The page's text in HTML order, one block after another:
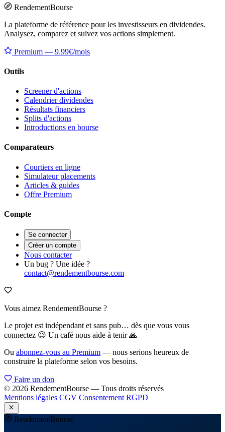
RendementBourse
La plateforme de référence pour les investisseurs en dividendes.
Analysez, comparez et suivez vos actions simplement.
Premium — 9.99€/mois
Outils
Screener d'actions
Calendrier dividendes
Résultats financiers
Splits d'actions
Introductions en bourse
Comparateurs
Courtiers en ligne
Simulateur placements
Articles & guides
Offre Premium
Compte
Se connecter
Créer un compte
Nous contacter
Un bug ? Une idée ?
contact@rendementbourse.com
Vous aimez RendementBourse ?
Le projet est indépendant et sans pub… dès que vous vous
connectez 😉 Un café nous aide à tenir 🙏
Ou abonnez-vous au Premium — nous serions heureux de
construire la plateforme selon vos besoins.
Faire un don
© 2026 RendementBourse — Tous droits réservés
Mentions légales CGV Consentement RGPD
RendementBourse